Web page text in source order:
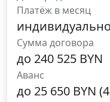
Платёж в месяц
индивидуально
Сумма договора
до 240 525 BYN
Аванс
до 25 650 BYN